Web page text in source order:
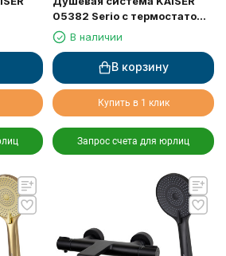
05382 Serio с термостатом
6282В наличии
В корзину
Купить в 1 клик
Запрос счета для юрлиц